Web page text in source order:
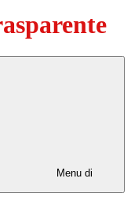
Menu di